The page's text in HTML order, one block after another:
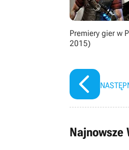
Premiery gier w
2015)
Najnowsze